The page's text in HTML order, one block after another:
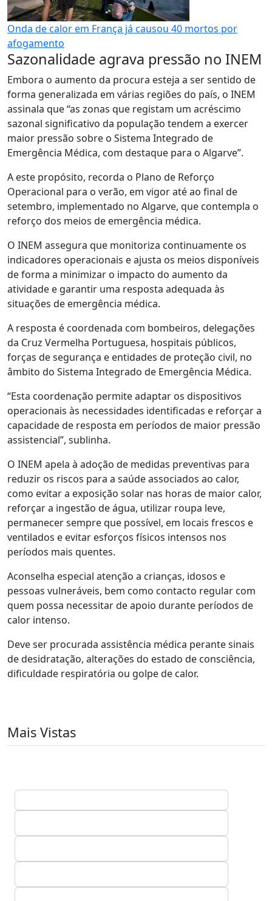
Onda de calor em França já causou 40 mortos por
afogamento
Sazonalidade agrava pressão no INEM
Embora o aumento da procura esteja a ser sentido de
forma generalizada em várias regiões do país, o INEM
assinala que “as zonas que registam um acréscimo
sazonal significativo da população tendem a exercer
maior pressão sobre o Sistema Integrado de
Emergência Médica, com destaque para o Algarve”.
A este propósito, recorda o Plano de Reforço
Operacional para o verão, em vigor até ao final de
setembro, implementado no Algarve, que contempla o
reforço dos meios de emergência médica.
O INEM assegura que monitoriza continuamente os
indicadores operacionais e ajusta os meios disponíveis
de forma a minimizar o impacto do aumento da
atividade e garantir uma resposta adequada às
situações de emergência médica.
A resposta é coordenada com bombeiros, delegações
da Cruz Vermelha Portuguesa, hospitais públicos,
forças de segurança e entidades de proteção civil, no
âmbito do Sistema Integrado de Emergência Médica.
“Esta coordenação permite adaptar os dispositivos
operacionais às necessidades identificadas e reforçar a
capacidade de resposta em períodos de maior pressão
assistencial”, sublinha.
O INEM apela à adoção de medidas preventivas para
reduzir os riscos para a saúde associados ao calor,
como evitar a exposição solar nas horas de maior calor,
reforçar a ingestão de água, utilizar roupa leve,
permanecer sempre que possível, em locais frescos e
ventilados e evitar esforços físicos intensos nos
períodos mais quentes.
Aconselha especial atenção a crianças, idosos e
pessoas vulneráveis, bem como contacto regular com
quem possa necessitar de apoio durante períodos de
calor intenso.
Deve ser procurada assistência médica perante sinais
de desidratação, alterações do estado de consciência,
dificuldade respiratória ou golpe de calor.
Mais Vistas